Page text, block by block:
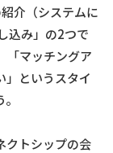
介（システムに
込み」の2つで
「マッチングア
」というスタイ
クトシップの会